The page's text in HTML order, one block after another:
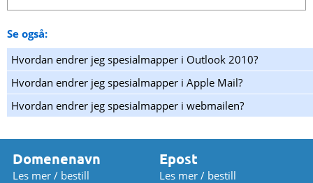
Se også:
Hvordan endrer jeg spesialmapper i Outlook 2010?
Hvordan endrer jeg spesialmapper i Apple Mail?
Hvordan endrer jeg spesialmapper i webmailen?
Domenenavn
Les mer / bestill
Epost
Les mer / bestill